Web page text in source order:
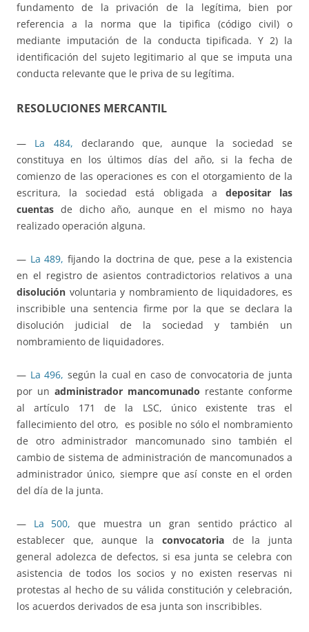
fundamento de la privación de la legítima, bien por
referencia a la norma que la tipifica (código civil) o
mediante imputación de la conducta tipificada. Y 2) la
identificación del sujeto legitimario al que se imputa una
conducta relevante que le priva de su legítima.
RESOLUCIONES MERCANTIL
— La 484, declarando que, aunque la sociedad se
constituya en los últimos días del año, si la fecha de
comienzo de las operaciones es con el otorgamiento de la
escritura, la sociedad está obligada a depositar las
cuentas de dicho año, aunque en el mismo no haya
realizado operación alguna.
— La 489, fijando la doctrina de que, pese a la existencia
en el registro de asientos contradictorios relativos a una
disolución voluntaria y nombramiento de liquidadores, es
inscribible una sentencia firme por la que se declara la
disolución judicial de la sociedad y también un
nombramiento de liquidadores.
— La 496, según la cual en caso de convocatoria de junta
por un administrador mancomunado restante conforme
al artículo 171 de la LSC, único existente tras el
fallecimiento del otro, es posible no sólo el nombramiento
de otro administrador mancomunado sino también el
cambio de sistema de administración de mancomunados a
administrador único, siempre que así conste en el orden
del día de la junta.
— La 500, que muestra un gran sentido práctico al
establecer que, aunque la convocatoriade la junta
general adolezca de defectos, si esa junta se celebra con
asistencia de todos los socios y no existen reservas ni
protestas al hecho de su válida constitución y celebración,
los acuerdos derivados de esa junta son inscribibles.